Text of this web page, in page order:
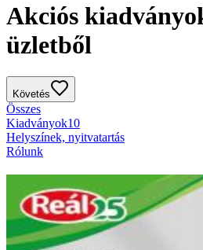
Akciós
üzletből
Követés
Összes
Kiadványok10
Helyszínek, nyitvatartás
Rólunk